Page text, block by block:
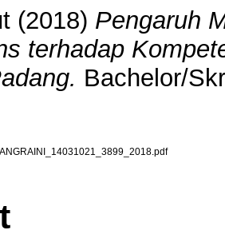
(2018) Pengaruh
terhadap
Bachelor/